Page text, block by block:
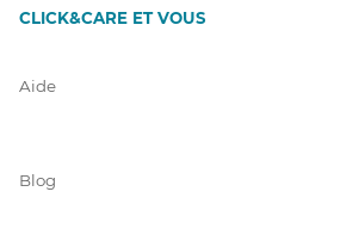
CLICK&CARE ET VOUS
Aide
Blog